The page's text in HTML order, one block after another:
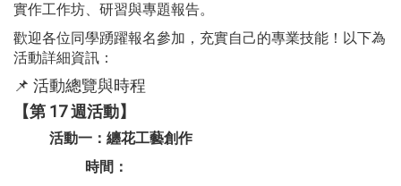
實作工作坊、研習與專題報告。
歡迎各位同學踴躍報名參加，充實自己的專業技能！以下為
活動詳細資訊：
📌 活動總覽與時程
【第 17 週活動】
活動一：纏花工藝創作
時間：